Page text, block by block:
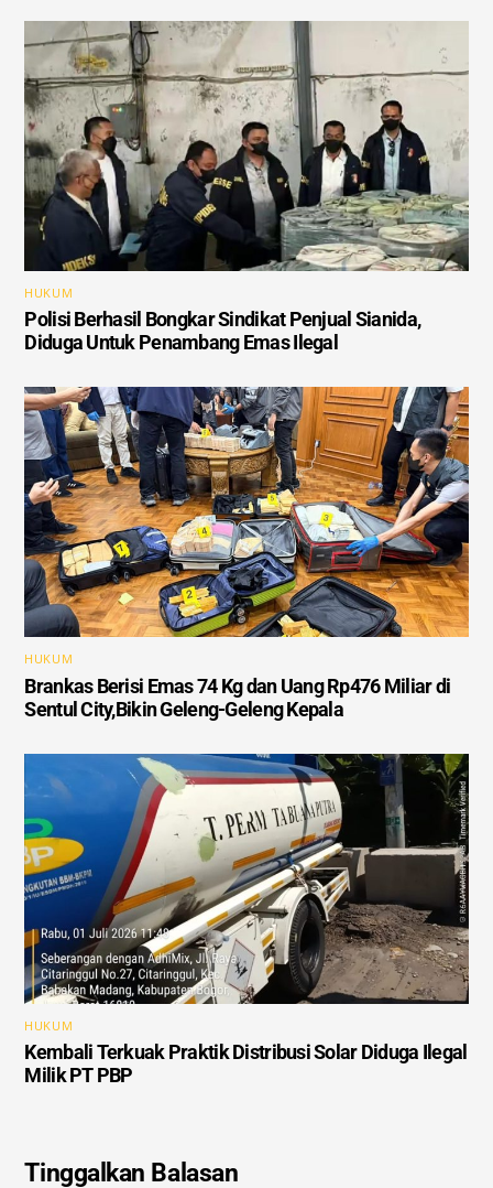
HUKUM
Polisi Berhasil Bongkar Sindikat Penjual Sianida,
Diduga Untuk Penambang Emas Ilegal
HUKUM
Brankas Berisi Emas 74 Kg dan Uang Rp476 Miliar di
Sentul City,Bikin Geleng-Geleng Kepala
HUKUM
Kembali Terkuak Praktik Distribusi Solar Diduga Ilegal
Milik PT PBP
Tinggalkan Balasan